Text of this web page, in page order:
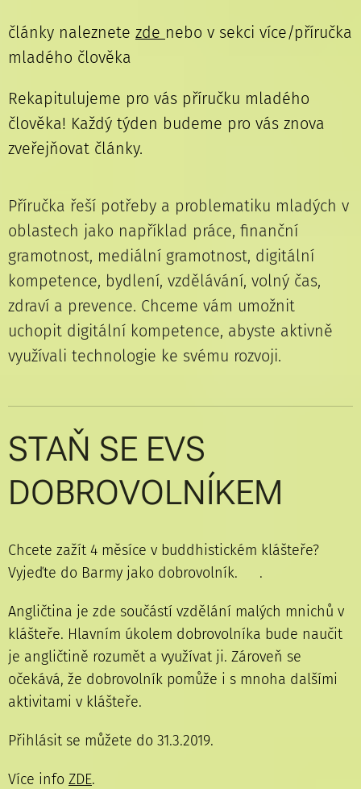
články naleznete zde nebo v sekci více/příručka
mladého člověka
Rekapitulujeme pro vás příručku mladého
člověka! Každý týden budeme pro vás znova
zveřejňovat články.
Příručka řeší potřeby a problematiku mladých v
oblastech jako například práce, finanční
gramotnost, mediální gramotnost, digitální
kompetence, bydlení, vzdělávání, volný čas,
zdraví a prevence. Chceme vám umožnit
uchopit digitální kompetence, abyste aktivně
využívali technologie ke svému rozvoji.
STAŇ SE EVS
DOBROVOLNÍKEM
Chcete zažít 4 měsíce v buddhistickém klášteře?
Vyjeďte do Barmy jako dobrovolník. 🇲🇲.
Angličtina je zde součástí vzdělání malých mnichů v
klášteře. Hlavním úkolem dobrovolníka bude naučit
je angličtině rozumět a využívat ji. Zároveň se
očekává, že dobrovolník pomůže i s mnoha dalšími
aktivitami v klášteře.
Přihlásit se můžete do 31.3.2019.
Více info ZDE.